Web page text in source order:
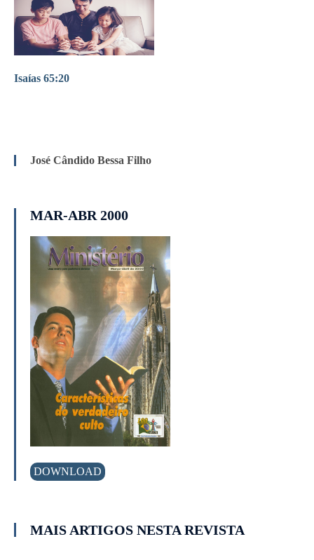
Isaías 65:20
José Cândido Bessa Filho
MAR-ABR 2000
DOWNLOAD
MAIS ARTIGOS NESTA REVISTA